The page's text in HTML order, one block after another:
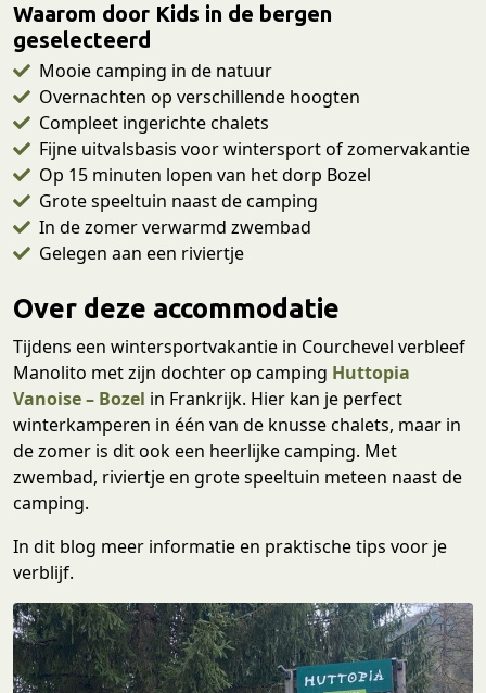
skigebied Les 3 Vallées. In de zomer kan je onder
andere schitterend wandelen in het Vanoise Nationaal
Park. Tevens geniet je in de zomer van het verwarmde
zwembad, gezellige terras, ijsjes en zelfgemaakte
pizza's. In de zomer bestel je dagelijks thee, koffie, jus
d’orange, en vers brood van de dorpsbakker.
Waarom door Kids in de bergen
geselecteerd
Mooie camping in de natuur
Overnachten op verschillende hoogten
Compleet ingerichte chalets
Fijne uitvalsbasis voor wintersport of zomervakantie
Op 15 minuten lopen van het dorp Bozel
Grote speeltuin naast de camping
In de zomer verwarmd zwembad
Gelegen aan een riviertje
Over deze accommodatie
Tijdens een wintersportvakantie in Courchevel verbleef
Manolito met zijn dochter op camping Huttopia
Vanoise – Bozel in Frankrijk. Hier kan je perfect
winterkamperen in één van de knusse chalets, maar in
de zomer is dit ook een heerlijke camping. Met
zwembad, riviertje en grote speeltuin meteen naast de
camping.
In dit blog meer informatie en praktische tips voor je
verblijf.